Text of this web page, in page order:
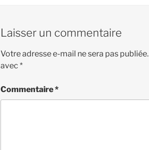
Laisser un commentaire
Votre adresse e-mail ne sera pas publiée.
avec *
Commentaire*